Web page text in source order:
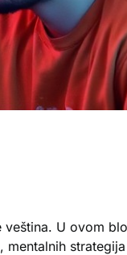
veština. U ovom